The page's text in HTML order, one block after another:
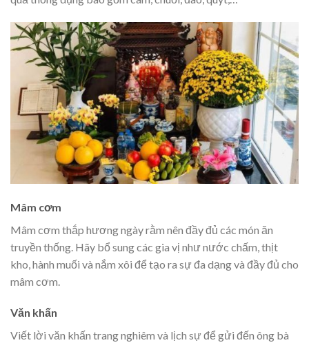
Mâm cơm
Mâm cơm thắp hương ngày rằm nên đầy đủ các món ăn
truyền thống. Hãy bổ sung các gia vị như nước chấm, thịt
kho, hành muối và nắm xôi để tạo ra sự đa dạng và đầy đủ cho
mâm cơm.
Văn khấn
Viết lời văn khấn trang nghiêm và lịch sự để gửi đến ông bà